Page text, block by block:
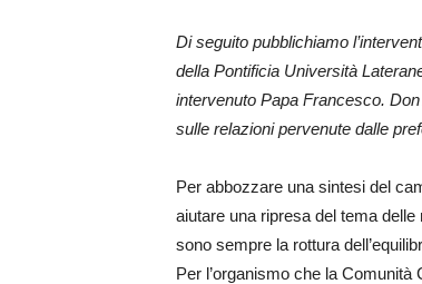
Di seguito pubblichiamo
della Pontificia Università
intervenuto Papa Francesco.
sulle relazioni pervenute dalle
Per abbozzare una sintesi del
aiutare una ripresa del tema
sono sempre la rottura
Per l’organismo che la Comunità